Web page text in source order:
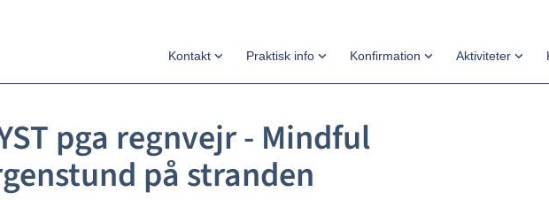
Kontakt Praktisk info Konfirmation Aktiviteter
pga regnvejr - Mindful
på stranden